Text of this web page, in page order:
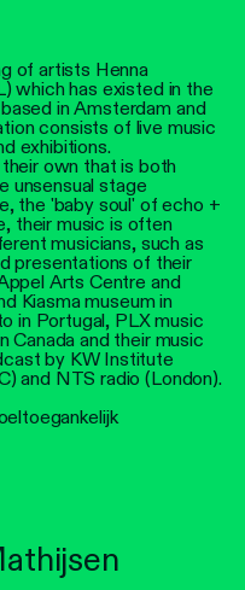
of artists Henna
which has existed in the
in Amsterdam and
consists of live music
exhibitions.
own that is both
unsensual stage
the 'baby soul' of echo +
their music is often
musicians, such as
presentations of their
Arts Centre and
Kiasma museum in
in Portugal, PLX music
Canada and their music
by KW Institute
and NTS radio (London).